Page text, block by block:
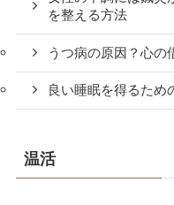
を整える方法
うつ病の原因？心の
良い睡眠を得るため
温活